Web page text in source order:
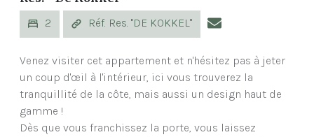
2 Réf. Res. "DE KOKKEL"
Venez visiter cet appartement et n'hésitez pas à jeter
un coup d'œil à l'intérieur, ici vous trouverez la
tranquillité de la côte, mais aussi un design haut de
gamme !
Dès que vous franchissez la porte, vous laissez